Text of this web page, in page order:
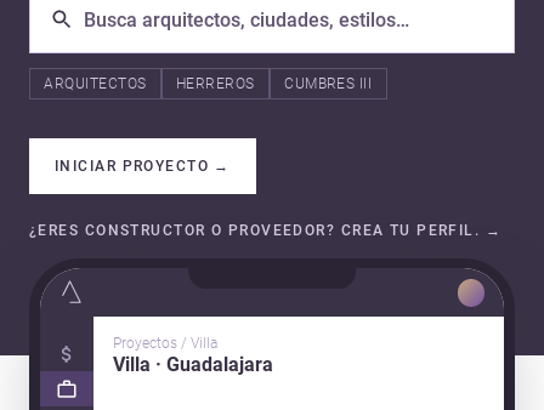
ARQUITECTOS HERREROS CUMBRES III
INICIAR PROYECTO →
¿ERES CONSTRUCTOR O PROVEEDOR? CREA TU PERFIL. →
Proyectos / Villa
Villa · Guadalajara